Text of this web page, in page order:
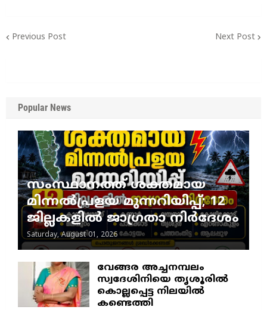
Previous Post Next Post
Popular News
സംസ്ഥാനത്ത് ശക്തമായ
മിന്നൽപ്രളയ മുന്നറിയിപ്പ്; 12
ജില്ലകളിൽ ജാഗ്രതാ നിർദേശം
Saturday, August 01, 2026
വേങ്ങര അച്ചനമ്പലം
സ്വദേശിനിയെ തൃശൂരിൽ
കൊല്ലപ്പെട്ട നിലയിൽ
കണ്ടെത്തി